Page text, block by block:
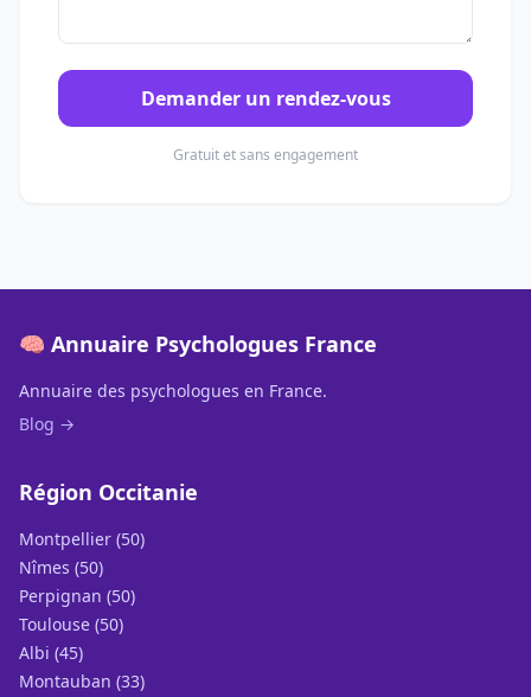
Demander un rendez-vous
Gratuit et sans engagement
🧠 Annuaire Psychologues France
Annuaire des psychologues en France.
Blog →
Région Occitanie
Montpellier (50)
Nîmes (50)
Perpignan (50)
Toulouse (50)
Albi (45)
Montauban (33)